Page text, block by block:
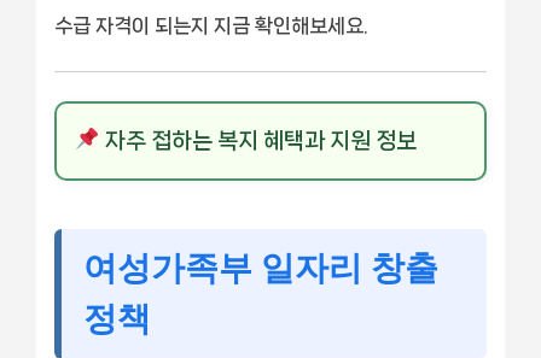
수급 자격이 되는지 지금 확인해보세요.
자주 접하는 복지 혜택과 지원 정보
여성가족부 일자리 창출
정책